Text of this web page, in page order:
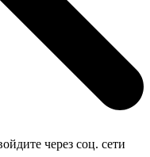
через соц. сети